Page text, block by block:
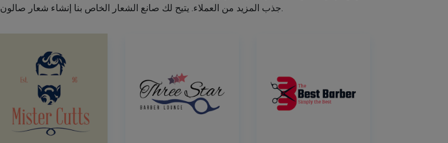
جذب المزيد من العملاء. يتيح لك صانع الشعار الخاص بنا إنشاء شعار صالون الشعر الخاص بك دون اكتساب مهارات التصميم.